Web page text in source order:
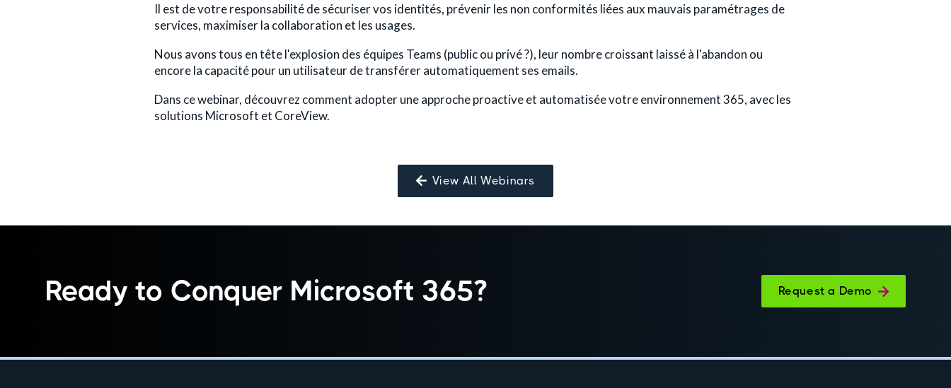
Il est de votre responsabilité de sécuriser vos identités, prévenir les non conformités liées aux mauvais paramétrages de
services, maximiser la collaboration et les usages.
Nous avons tous en tête l'explosion des équipes Teams (public ou privé ?), leur nombre croissant laissé à l'abandon ou
encore la capacité pour un utilisateur de transférer automatiquement ses emails.
Dans ce webinar, découvrez comment adopter une approche proactive et automatisée votre environnement 365, avec les
solutions Microsoft et CoreView.
View All Webinars
Ready to Conquer Microsoft 365? Request a Demo